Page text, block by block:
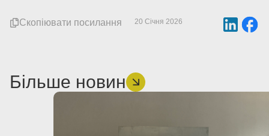
20 Січня 2026
Скопіювати посилання
Більше новин